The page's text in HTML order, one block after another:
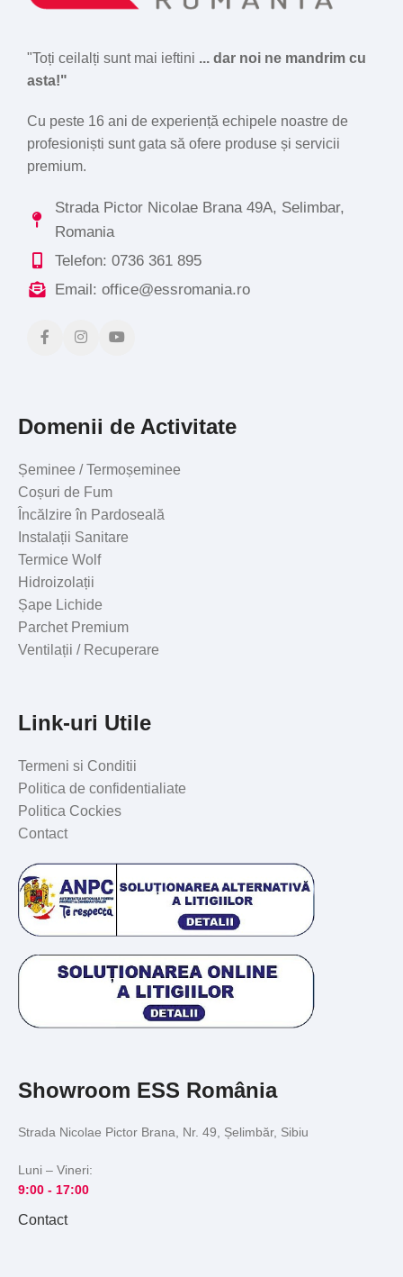
"Toți ceilalți sunt mai ieftini ... dar noi ne mandrim cu
asta!"
Cu peste 16 ani de experiență echipele noastre de
profesioniști sunt gata să ofere produse și servicii
premium.
Strada Pictor Nicolae Brana 49A, Selimbar,
Romania
Telefon: 0736 361 895
Email: office@essromania.ro
Domenii de Activitate
Șeminee / Termoșeminee
Coșuri de Fum
Încălzire în Pardoseală
Instalații Sanitare
Termice Wolf
Hidroizolații
Șape Lichide
Parchet Premium
Ventilații / Recuperare
Link-uri Utile
Termeni si Conditii
Politica de confidentialiate
Politica Cockies
Contact
Showroom ESS România
Strada Nicolae Pictor Brana, Nr. 49, Șelimbăr, Sibiu
Luni – Vineri:
9:00 - 17:00
Contact